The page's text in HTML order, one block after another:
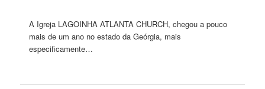
A Igreja LAGOINHA ATLANTA CHURCH, chegou a pouco
mais de um ano no estado da Geórgia, mais
especificamente…